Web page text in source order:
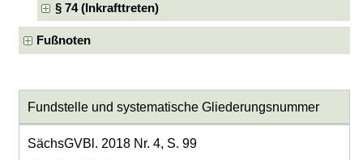
§ 74 (Inkrafttreten)
Fußnoten
Fundstelle und systematische Gliederungsnummer
SächsGVBl. 2018 Nr. 4, S. 99